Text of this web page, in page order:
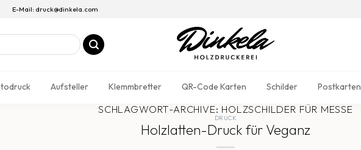
E-Mail: druck@dinkela.com
Aufsteller Klemmbretter QR-Code Karten Schilder Postkarten
SCHLAGWORT-ARCHIVE: HOLZSCHILDER FÜR MESSE
DRUCK
Holzlatten-Druck für Veganz